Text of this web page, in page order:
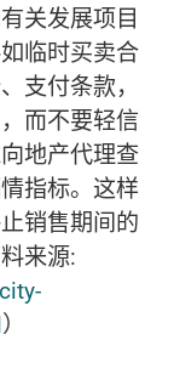
关发展项目
临时买卖合
支付条款，
而不要轻信
地产代理查
指标。这样
销售期间的
来源:
）